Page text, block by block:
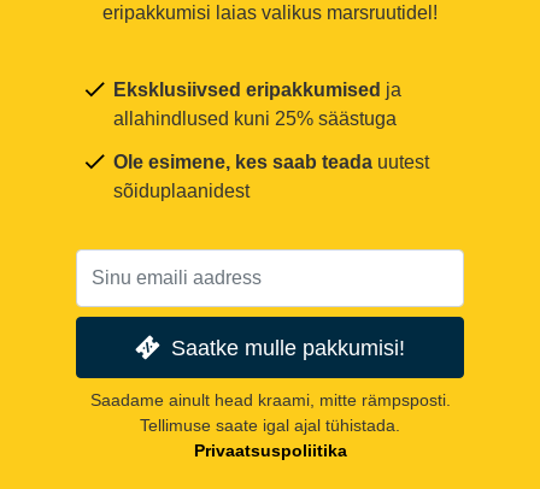
eripakkumisi laias valikus marsruutidel!
Eksklusiivsed eripakkumised ja
allahindlused kuni 25% säästuga
Ole esimene, kes saab teada uutest
sõiduplaanidest
Saatke mulle pakkumisi!
Saadame ainult head kraami, mitte rämpsposti.
Tellimuse saate igal ajal tühistada.
Privaatsuspoliitika